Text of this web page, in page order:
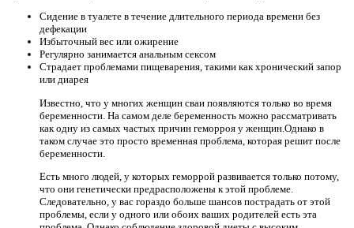
Сидение в туалете в течение длительного периода времени без
дефекации
Избыточный вес или ожирение
Регулярно занимается анальным сексом
Страдает проблемами пищеварения, такими как хронический запор
или диарея
Известно, что у многих женщин сваи появляются только во время
беременности. На самом деле беременность можно рассматривать
как одну из самых частых причин геморроя у женщин.Однако в
таком случае это просто временная проблема, которая решит после
беременности.
Есть много людей, у которых геморрой развивается только потому,
что они генетически предрасположены к этой проблеме.
Следовательно, у вас гораздо больше шансов пострадать от этой
проблемы, если у одного или обоих ваших родителей есть эта